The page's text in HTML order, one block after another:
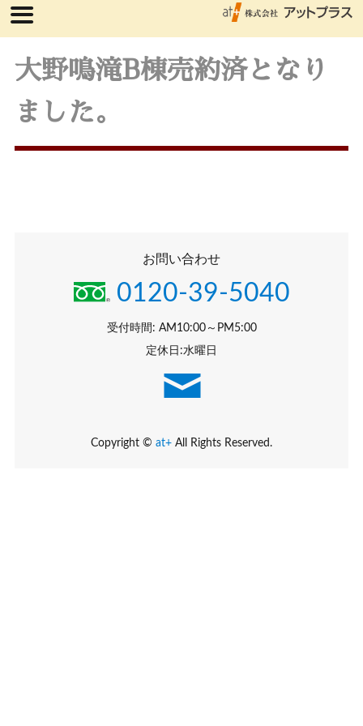
大野鳴滝B棟売約済となり
ました。
お問い合わせ
0120-39-5040
受付時間: AM10:00～PM5:00
定休日:水曜日
Copyright © at+ All Rights Reserved.